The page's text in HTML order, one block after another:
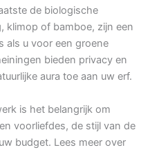
de biologische
klimop of bamboe, zijn een
als u voor een groene
bieden privacy en
aura toe aan uw erf.
is het belangrijk om
voorliefdes, de stijl van de
budget. Lees meer over